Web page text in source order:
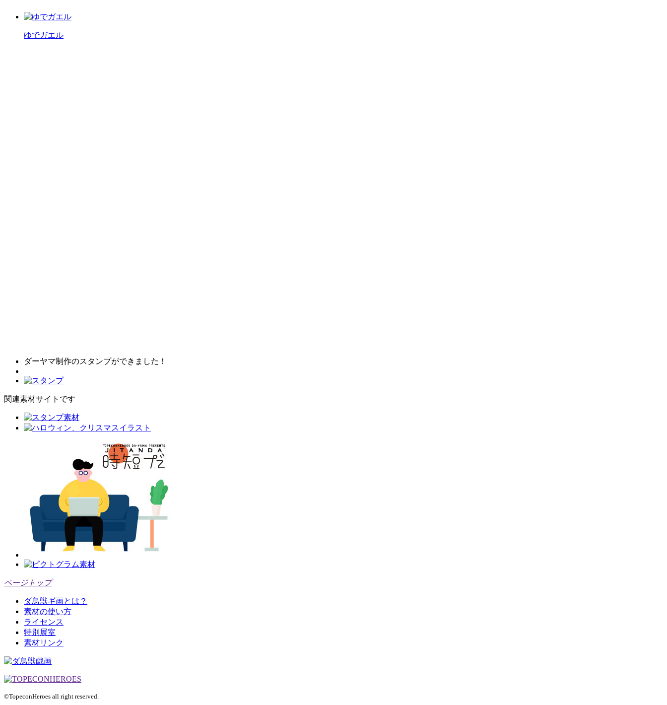
ゆでガエル
ダーヤマ制作のスタンプができました！
関連素材サイトです
ページトップ
ダ鳥獣ギ画とは？
素材の使い方
ライセンス
特別展室
素材リンク
©TopeconHeroes all right reserved.